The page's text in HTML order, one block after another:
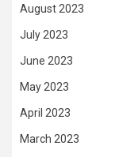
August 2023
July 2023
June 2023
May 2023
April 2023
March 2023